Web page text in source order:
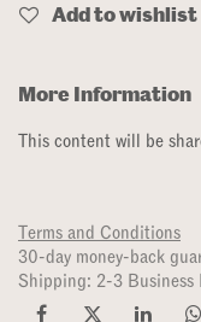
Add to wishlist
More Information
This content will be
Terms and Conditions
30-day money-back
Shipping: 2-3 Business